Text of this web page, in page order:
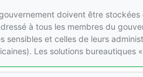
doivent être
à tous les membres du
sensibles et celles de leurs
Les solutions bureautiques